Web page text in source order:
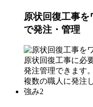
原状回復工事を
で発注・管理
原状回復工事に必
発注管理できます。
複数の職人に発注
強み2